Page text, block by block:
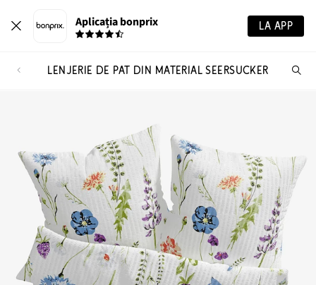
Aplicația bonprix LA APP
LENJERIE DE PAT DIN MATERIAL SEERSUCKER